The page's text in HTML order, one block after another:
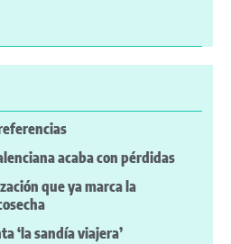
acaba con pérdidas
que ya marca la
‘la sandía viajera’